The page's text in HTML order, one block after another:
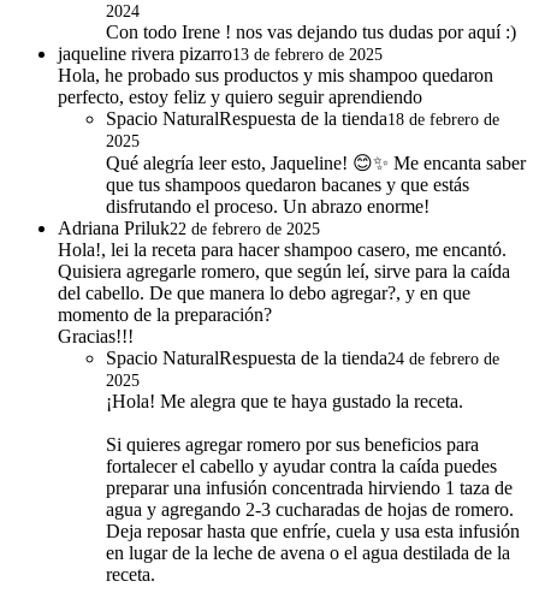
2024
Con todo Irene ! nos vas dejando tus dudas por aquí :)
jaqueline rivera pizarro13 de febrero de 2025
Hola, he probado sus productos y mis shampoo quedaron
perfecto, estoy feliz y quiero seguir aprendiendo
Spacio NaturalRespuesta de la tienda18 de febrero de
2025
Qué alegría leer esto, Jaqueline! 😊✨ Me encanta saber
que tus shampoos quedaron bacanes y que estás
disfrutando el proceso. Un abrazo enorme!
Adriana Priluk22 de febrero de 2025
Hola!, lei la receta para hacer shampoo casero, me encantó.
Quisiera agregarle romero, que según leí, sirve para la caída
del cabello. De que manera lo debo agregar?, y en que
momento de la preparación?
Gracias!!!
Spacio NaturalRespuesta de la tienda24 de febrero de
2025
¡Hola! Me alegra que te haya gustado la receta.
Si quieres agregar romero por sus beneficios para
fortalecer el cabello y ayudar contra la caída puedes
preparar una infusión concentrada hirviendo 1 taza de
agua y agregando 2-3 cucharadas de hojas de romero.
Deja reposar hasta que enfríe, cuela y usa esta infusión
en lugar de la leche de avena o el agua destilada de la
receta.